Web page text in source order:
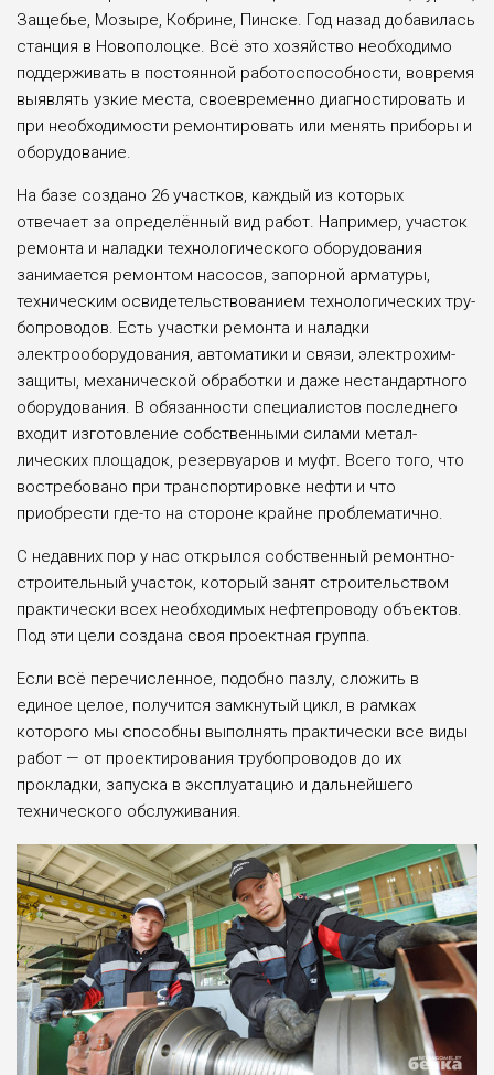
Защебье, Мозыре, Кобрине, Пинске. Год назад доба­вилась
станция в Новополоцке. Всё это хозяйство необходимо
поддер­живать в постоянной работоспо­собности, вовремя
выявлять узкие места, своевременно диагностиро­вать и
при необходимости ремонти­ровать или менять приборы и
обо­рудование.
На базе создано 26 участков, каж­дый из которых
отвечает за опреде­лённый вид работ. Например, уча­сток
ремонта и наладки технологи­ческого оборудования
занимается ремонтом насосов, запорной арма­туры,
техническим освидетель­ствованием технологических тру­
бопроводов. Есть участки ремонта и наладки
электрооборудования, автоматики и связи, электрохим­
защиты, механической обработки и даже нестандартного
оборудо­вания. В обязанности специали­стов последнего
входит изготовле­ние собственными силами метал­
лических площадок, резервуаров и муфт. Всего того, что
востребо­вано при транспортировке нефти и что
приобрести где-то на стороне крайне проблематично.
С недавних пор у нас открылся собственный ремонтно-
строительный участок, который занят строительством
практически всех необходимых нефтепроводу объ­ектов.
Под эти цели создана своя проектная группа.
Если всё перечисленное, подобно пазлу, сложить в
единое целое, получится замкнутый цикл, в рам­ках
которого мы способны выпол­нять практически все виды
работ — от проектирования трубопрово­дов до их
прокладки, запуска в экс­плуатацию и дальнейшего
техниче­ского обслуживания.